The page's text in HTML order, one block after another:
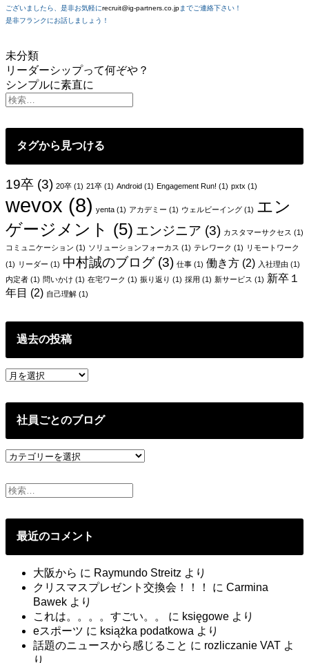
ございましたら、是非お気軽にrecruit@ig-partners.co.jpまでご連絡下さい！
是非フランクにお話しましょう！
未分類
投
稿
ビ
ゲ
ー
シ
ョ
ン
リーダーシップって何ぞや？
シンプルに素直に
タグから見つける
19卒 (3) 20卒 (1) 21卒 (1) Android (1) Engagement Run! (1) pxtx (1)
wevox (8) yenta (1) アカデミー (1) ウェルビーイング (1) エン
ゲージメント (5) エンジニア (3) カスタマーサクセス (1)
コミュニケーション (1) ソリューションフォーカス (1) テレワーク (1) リモートワーク
(1) リーダー (1) 中村誠のブログ(3) 仕事 (1) 働き方 (2) 入社理由 (1)
内定者 (1) 問いかけ (1) 在宅ワーク (1) 振り返り (1) 採用 (1) 新サービス (1) 新卒１
年目 (2) 自己理解 (1)
過去の投稿
過
の
社員ごとのブログ
社
ご
と
グ
最近のコメント
大阪から に Raymundo Streitz より
クリスマスプレゼント交換会！！！
に Carmina
Bawek より
これは。。。。すごい。。
に księgowe より
eスポーツ に książka podatkowa より
話題のニュースから感じること に rozliczanie VAT よ
り